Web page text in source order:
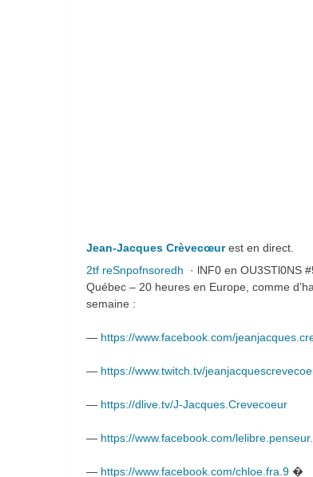
Jean-Jacques Crèvecœurest en direct.
2tf reSnpofnsoredh · lNF0 en OU3STl0NS
Québec – 20 heures en Europe, comme
semaine :
— https://www.facebook.com/
— https://www.twitch.tv/
— https://dlive.tv/J-Jacques.Crevecoeur
— https://www.facebook.com/
— https://www.facebook.com/chloe.fra.9 �